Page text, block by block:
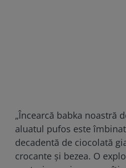
„Încearcă babka noastră
aluatul pufos este
decadentă de ciocolată
crocante și bezea. O